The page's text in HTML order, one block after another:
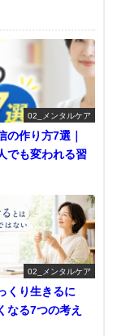
02_メンタルケア
の作り方7選｜
でも変われる習
02_メンタルケア
くり生きるに
なる7つの考え